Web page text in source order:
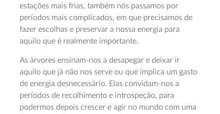
estações mais frias, também nós passamos por
períodos mais complicados, em que precisamos de
fazer escolhas e preservar a nossa energia para
aquilo que é realmente importante.
As árvores ensinam-nos a desapegar e deixar ir
aquilo que já não nos serve ou que implica um gasto
de energia desnecessário. Elas convidam-nos a
períodos de recolhimento e introspeção, para
podermos depois crescer e agir no mundo com uma